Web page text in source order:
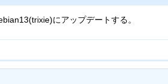
にアップデートする。